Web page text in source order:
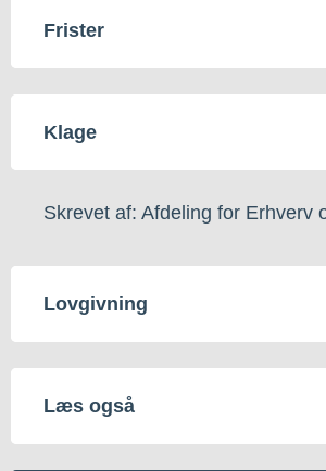
Frister
Klage
Skrevet af: Afdeling for Erhverv
Lovgivning
Læs også